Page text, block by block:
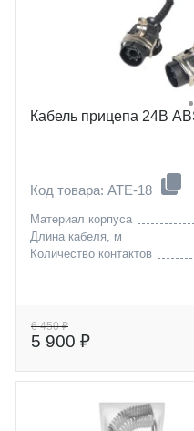
Кабель прицепа 24В
Код товара: ATE-18
Материал корпуса
Длина кабеля, м
Количество контактов
6 450 ₽
5 900 ₽